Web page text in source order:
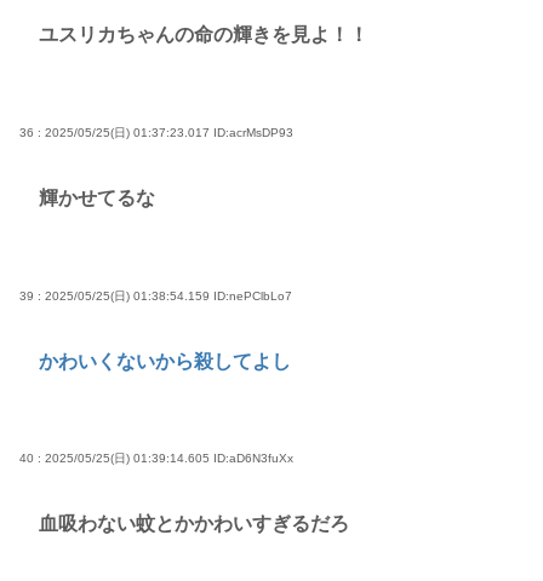
ユスリカちゃんの命の輝きを見よ！！
36 : 2025/05/25(日) 01:37:23.017 ID:acrMsDP93
輝かせてるな
39 : 2025/05/25(日) 01:38:54.159 ID:nePClbLo7
かわいくないから殺してよし
40 : 2025/05/25(日) 01:39:14.605 ID:aD6N3fuXx
血吸わない蚊とかかわいすぎるだろ